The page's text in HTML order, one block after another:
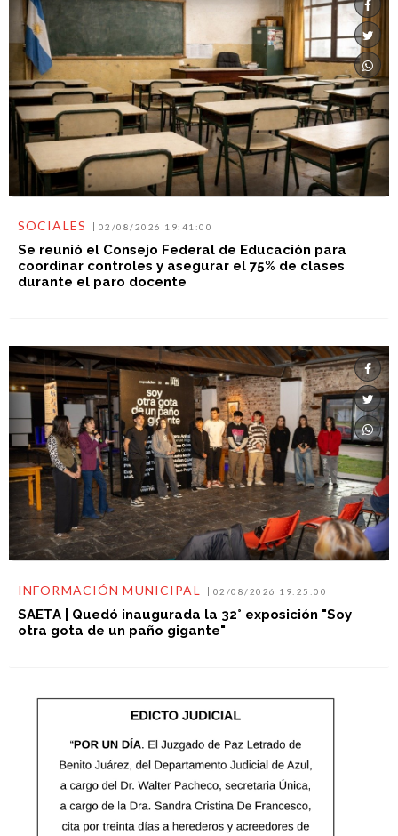
SOCIALES 02/08/2026 19:41:00
Se reunió el Consejo Federal de Educación para
coordinar controles y asegurar el 75% de clases
durante el paro docente
INFORMACIÓN MUNICIPAL 02/08/2026 19:25:00
SAETA | Quedó inaugurada la 32° exposición "Soy
otra gota de un paño gigante"